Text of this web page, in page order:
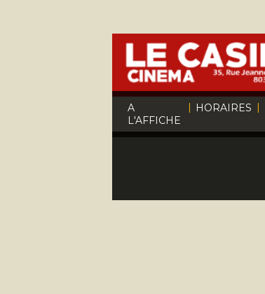
A
L'AFFICHE
| HORAIRES |